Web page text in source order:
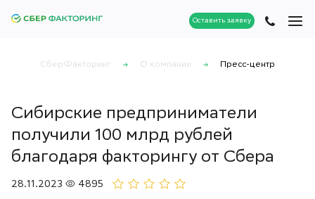
Оставить заявку
СберФакторинг О компании Пресс-центр
Сибирские предприниматели
получили 100 млрд рублей
благодаря факторингу от Сбера
28.11.2023
4895